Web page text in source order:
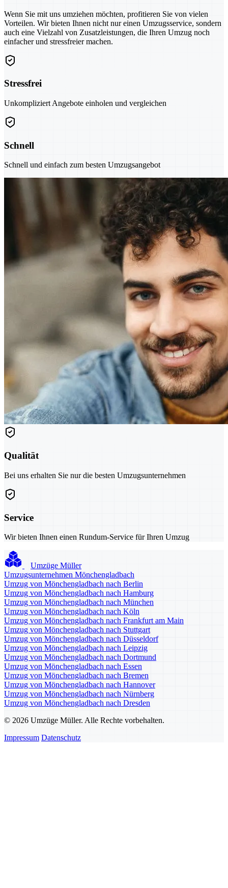
Wenn Sie mit uns umziehen möchten, profitieren Sie von vielen
Vorteilen. Wir bieten Ihnen nicht nur einen Umzugsservice, sondern
auch eine Vielzahl von Zusatzleistungen, die Ihren Umzug noch
einfacher und stressfreier machen.
Stressfrei
Unkompliziert Angebote einholen und vergleichen
Schnell
Schnell und einfach zum besten Umzugsangebot
Qualität
Bei uns erhalten Sie nur die besten Umzugsunternehmen
Service
Wir bieten Ihnen einen Rundum-Service für Ihren Umzug
Umzüge Müller
Umzugsunternehmen Mönchengladbach
Umzug von Mönchengladbach nach Berlin
Umzug von Mönchengladbach nach Hamburg
Umzug von Mönchengladbach nach München
Umzug von Mönchengladbach nach Köln
Umzug von Mönchengladbach nach Frankfurt am Main
Umzug von Mönchengladbach nach Stuttgart
Umzug von Mönchengladbach nach Düsseldorf
Umzug von Mönchengladbach nach Leipzig
Umzug von Mönchengladbach nach Dortmund
Umzug von Mönchengladbach nach Essen
Umzug von Mönchengladbach nach Bremen
Umzug von Mönchengladbach nach Hannover
Umzug von Mönchengladbach nach Nürnberg
Umzug von Mönchengladbach nach Dresden
© 2026 Umzüge Müller. Alle Rechte vorbehalten.
Impressum Datenschutz